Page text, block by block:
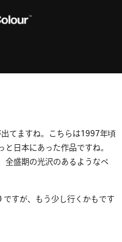
てますね。こちらは1997年頃
日本にあった作品ですね。
盛期の光沢のあるようなペ
すが、もう少し行くかもです